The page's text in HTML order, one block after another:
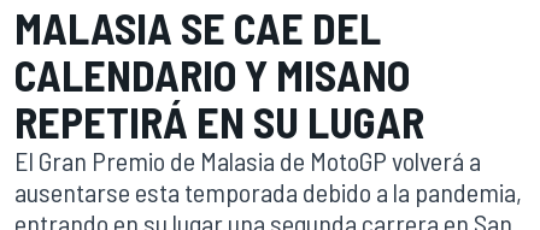
MALASIA SE CAE DEL
CALENDARIO Y MISANO
REPETIRÁ EN SU LUGAR
El Gran Premio de Malasia de MotoGP volverá a
ausentarse esta temporada debido a la pandemia,
entrando en su lugar una segunda carrera en San